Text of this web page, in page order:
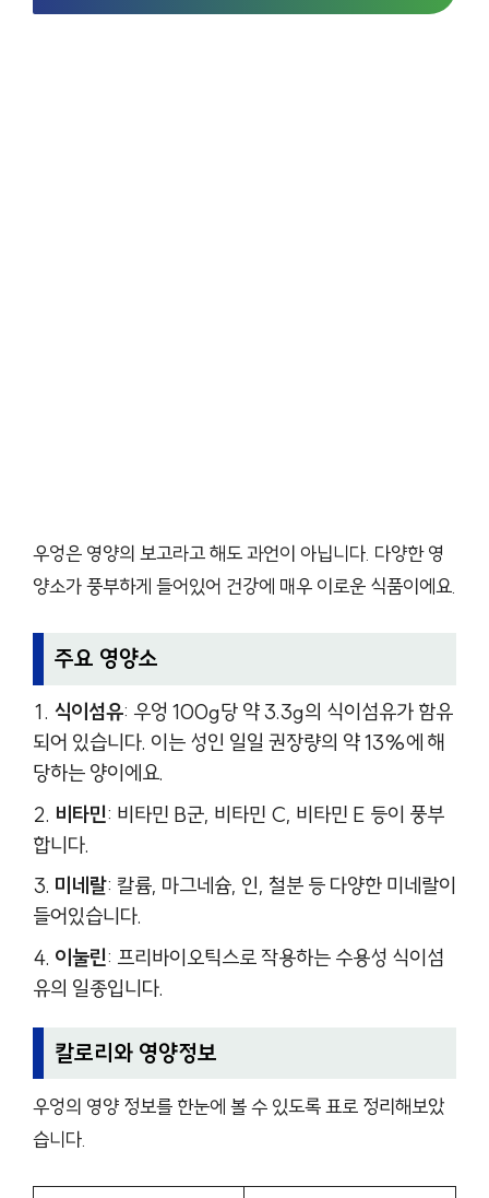
우엉은 영양의 보고라고 해도 과언이 아닙니다. 다양한 영
양소가 풍부하게 들어있어 건강에 매우 이로운 식품이에요.
주요 영양소
식이섬유: 우엉 100g당 약 3.3g의 식이섬유가 함유
되어 있습니다. 이는 성인 일일 권장량의 약 13%에 해
당하는 양이에요.
비타민: 비타민 B군, 비타민 C, 비타민 E 등이 풍부
합니다.
미네랄: 칼륨, 마그네슘, 인, 철분 등 다양한 미네랄이
들어있습니다.
이눌린: 프리바이오틱스로 작용하는 수용성 식이섬
유의 일종입니다.
칼로리와 영양정보
우엉의 영양 정보를 한눈에 볼 수 있도록 표로 정리해보았
습니다.